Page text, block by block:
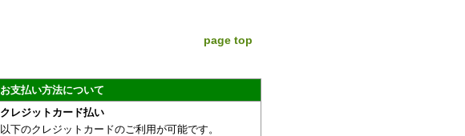
page top
お支払い方法について
クレジットカード払い
以下のクレジットカードのご利用が可能です。